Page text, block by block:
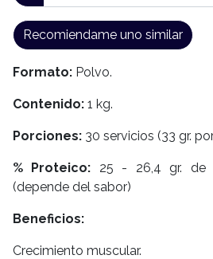
Recomiendame uno similar
Formato: Polvo.
Contenido: 1 kg.
Porciones: 30 servicios (33 gr.
% Proteico: 25 - 26,4 gr. de
(depende del sabor)
Beneficios:
Crecimiento muscular.